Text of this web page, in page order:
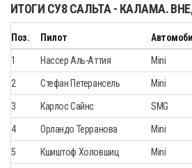
ИТОГИ СУ8 САЛЬТА - КАЛАМА.
Поз. Пилот
1 Нассер Аль-Аттия Mini
2 Стефан Петерансель Mini
3 Карлос Сайнс SMG
4 Орландо Терранова Mini
5 Кшиштоф Холовшиц Mini